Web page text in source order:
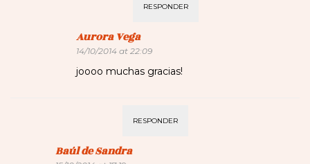
RESPONDER
Aurora Vega
14/10/2014 at 22:09
joooo muchas gracias!
RESPONDER
Baúl de Sandra